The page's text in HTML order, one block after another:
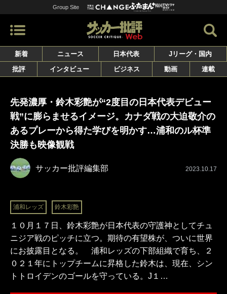
Group Site
新着 ニュース 日本代表
Jリーグ・国内
批評
インタビュー ビジネス 動画 連載
先発濃厚・鈴木彩艶が“2度目の日本代表デビュー
戦”に膨らませるイメージ。カナダ戦の大迫敬介の
あるプレーから得た学びを明かす…浦和のル杯準
決勝も映像観戦
サッカー批評編集部 2023.10.17
浦和レッズ 鈴木彩艶
１０月１７日、鈴木彩艶が日本代表の守護神としてチュ
ニジア戦のピッチに立つ。期待の有望株が、ついに世界
にお披露目となる。 浦和レッズの下部組織で育ち、２
０２１年にトップチームに昇格した鈴木は、現在、シン
トトロイデンのゴールを守っている。J１…